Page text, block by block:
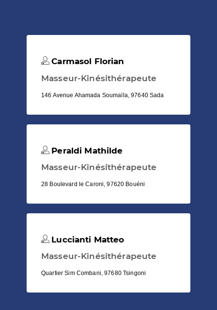
Carmasol Florian
Masseur-Kinésithérapeute
146 Avenue Ahamada Soumaïla, 97640 Sada
Peraldi Mathilde
Masseur-Kinésithérapeute
28 Boulevard le Caroni, 97620 Bouéni
Luccianti Matteo
Masseur-Kinésithérapeute
Quartier Sim Combani, 97680 Tsingoni